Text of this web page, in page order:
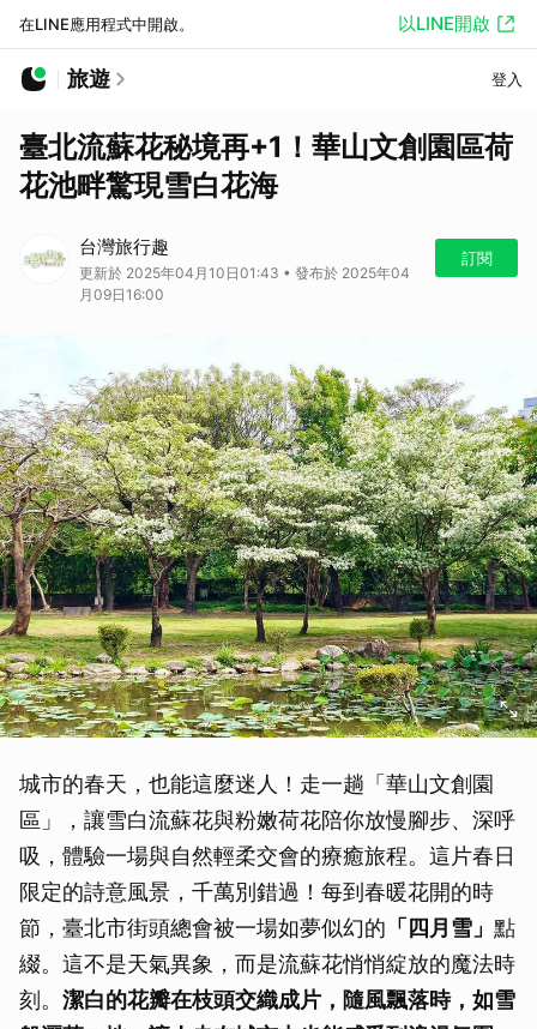
在LINE應用程式中開啟。 以LINE開啟
旅遊 登入
臺北流蘇花秘境再+1！華山文創園區荷
花池畔驚現雪白花海
台灣旅行趣
更新於 2025年04月10日01:43 • 發布於 2025年04
月09日16:00
訂閱
城市的春天，也能這麼迷人！走一趟「華山文創園
區」，讓雪白流蘇花與粉嫩荷花陪你放慢腳步、深呼
吸，體驗一場與自然輕柔交會的療癒旅程。這片春日
限定的詩意風景，千萬別錯過！每到春暖花開的時
節，臺北市街頭總會被一場如夢似幻的 「四月雪」 點
綴。這不是天氣異象，而是流蘇花悄悄綻放的魔法時
刻。 潔白的花瓣在枝頭交織成片，隨風飄落時，如雪